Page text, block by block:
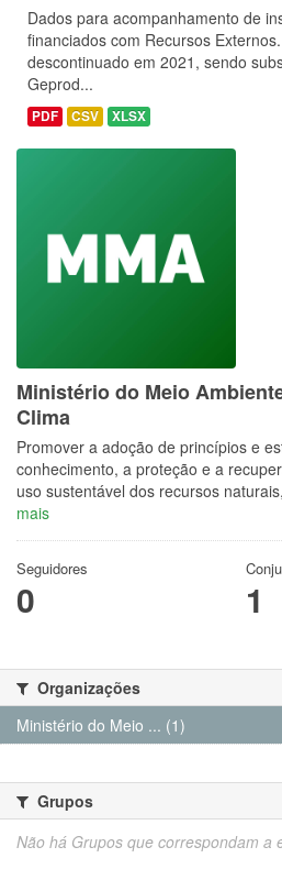
Dados para acompanhamento de
financiados com Recursos
descontinuado em 2021, sendo
Geprod...
PDF CSV XLSX
Ministério do Meio
Clima
Promover a adoção de princípios e
conhecimento, a proteção e a
uso sustentável dos recursos
mais
Seguidores
0 1
Organizações
Ministério do Meio ... (1)
Grupos
Não há Grupos que correspondam a